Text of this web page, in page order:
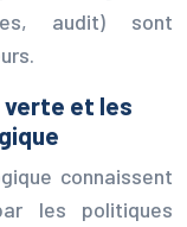
audit) sont
verte et les
connaissent
les politiques